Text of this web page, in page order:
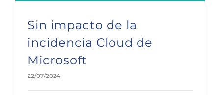
Sin impacto de la
incidencia Cloud de
Microsoft
22/07/2024